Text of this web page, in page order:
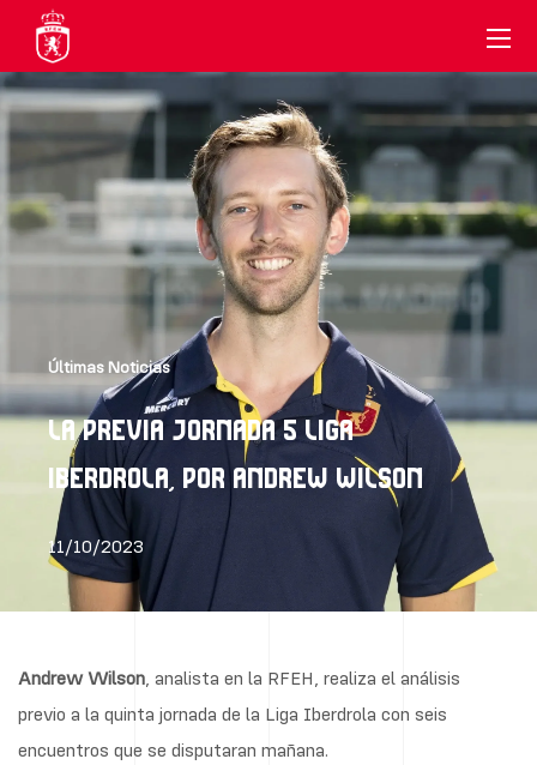
Últimas Noticias
LA PREVIA JORNADA 5 LIGA
IBERDROLA, POR ANDREW WILSON
11/10/2023
Andrew Wilson, analista en la RFEH, realiza el análisis
previo a la quinta jornada de la Liga Iberdrola con seis
encuentros que se disputaran mañana.